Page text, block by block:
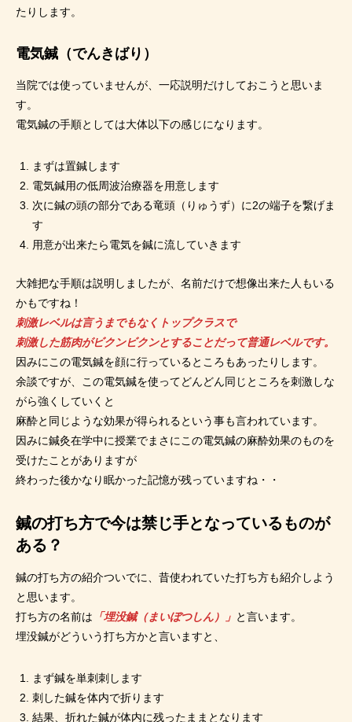
たりします。
電気鍼（でんきばり）
当院では使っていませんが、一応説明だけしておこうと思いま
す。
電気鍼の手順としては大体以下の感じになります。
まずは置鍼します
電気鍼用の低周波治療器を用意します
次に鍼の頭の部分である竜頭（りゅうず）に2の端子を繋げま
す
用意が出来たら電気を鍼に流していきます
大雑把な手順は説明しましたが、名前だけで想像出来た人もいる
かもですね！
刺激レベルは言うまでもなくトップクラスで
刺激した筋肉がビクンビクンとすることだって普通レベルです。
因みにこの電気鍼を顔に行っているところもあったりします。
余談ですが、この電気鍼を使ってどんどん同じところを刺激しな
がら強くしていくと
麻酔と同じような効果が得られるという事も言われています。
因みに鍼灸在学中に授業でまさにこの電気鍼の麻酔効果のものを
受けたことがありますが
終わった後かなり眠かった記憶が残っていますね・・
鍼の打ち方で今は禁じ手となっているものが
ある？
鍼の打ち方の紹介ついでに、昔使われていた打ち方も紹介しよう
と思います。
打ち方の名前は 「埋没鍼（まいぼつしん）」 と言います。
埋没鍼がどういう打ち方かと言いますと、
まず鍼を単刺刺します
刺した鍼を体内で折ります
結果、折れた鍼が体内に残ったままとなります